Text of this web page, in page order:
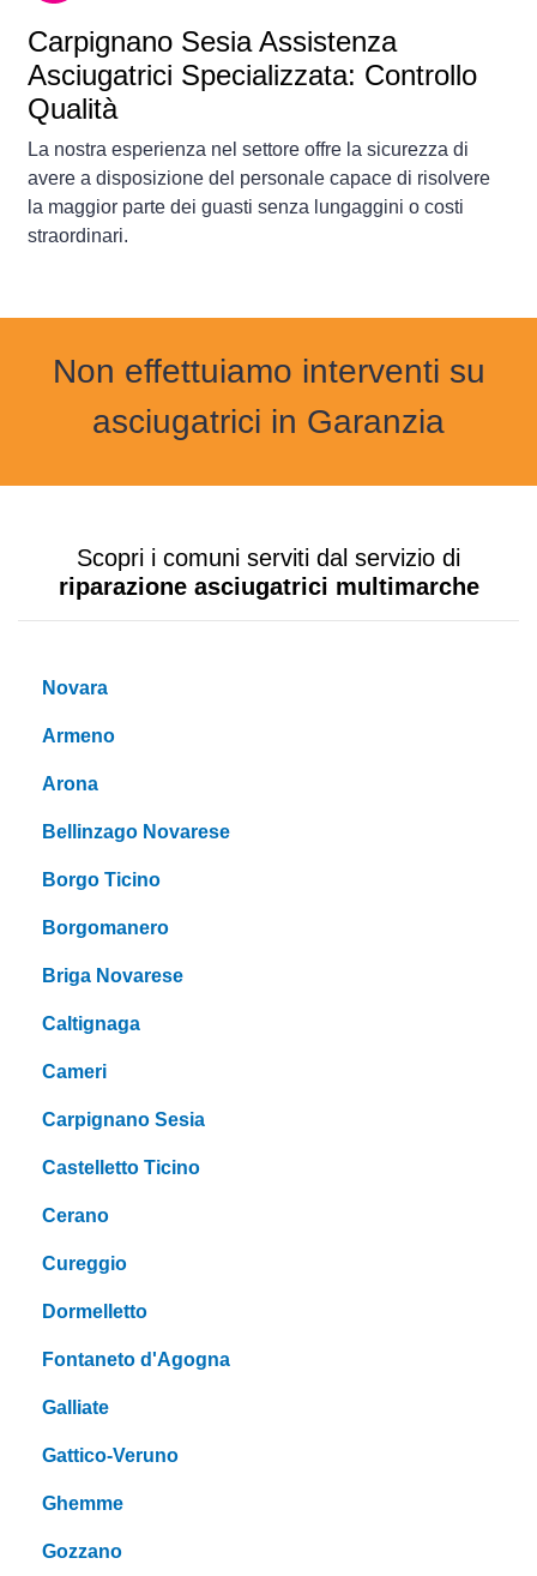
Carpignano Sesia Assistenza
Asciugatrici Specializzata: Controllo
Qualità
La nostra esperienza nel settore offre la sicurezza di
avere a disposizione del personale capace di risolvere
la maggior parte dei guasti senza lungaggini o costi
straordinari.
Non effettuiamo interventi su
asciugatrici in Garanzia
Scopri i comuni serviti dal servizio di
riparazione asciugatrici multimarche
Novara
Armeno
Arona
Bellinzago Novarese
Borgo Ticino
Borgomanero
Briga Novarese
Caltignaga
Cameri
Carpignano Sesia
Castelletto Ticino
Cerano
Cureggio
Dormelletto
Fontaneto d'Agogna
Galliate
Gattico-Veruno
Ghemme
Gozzano